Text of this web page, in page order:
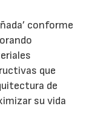
conforme
que
de
su vida